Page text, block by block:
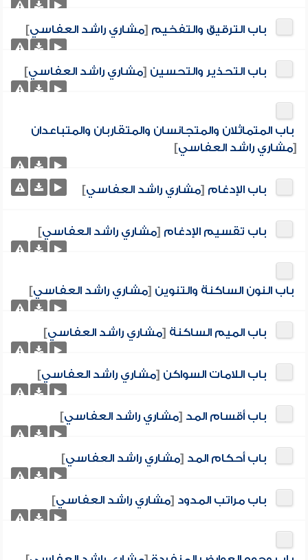
باب الترقيق والتفخيم [مشاري راشد العفاسي]
باب التحذير والتحسين [مشاري راشد العفاسي]
باب المتماثلان والمتجانسان والمتقاربان والمتباعدان
[مشاري راشد العفاسي]
باب الإدغام [مشاري راشد العفاسي]
باب تقسيم الإدغام [مشاري راشد العفاسي]
باب النون الساكنة والتنوين [مشاري راشد العفاسي]
باب الميم الساكنة [مشاري راشد العفاسي]
باب اللامات السواكن [مشاري راشد العفاسي]
باب أقسام المد [مشاري راشد العفاسي]
باب أحكام المد [مشاري راشد العفاسي]
باب مراتب المدود [مشاري راشد العفاسي]